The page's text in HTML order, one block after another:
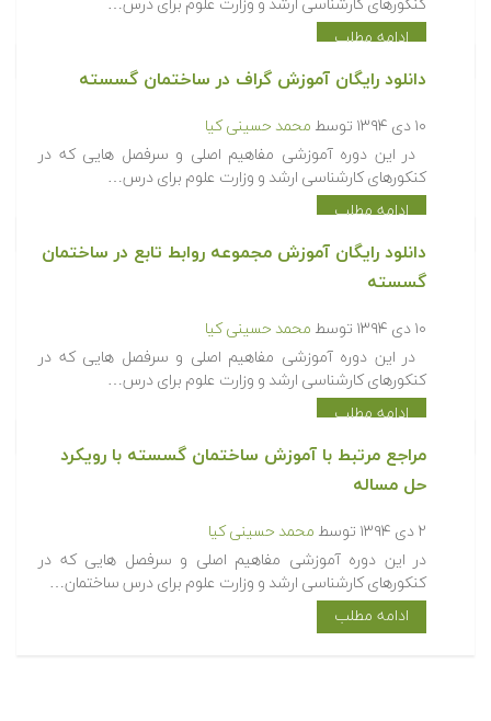
کنکورهای کارشناسی ارشد و وزارت علوم برای درس…
ادامه مطلب
دانلود رایگان آموزش گراف در ساختمان گسسته
۱۰ دی ۱۳۹۴ توسط محمد حسینی کیا
در این دوره آموزشی مفاهیم اصلی و سرفصل هایی که در
کنکورهای کارشناسی ارشد و وزارت علوم برای درس…
ادامه مطلب
دانلود رایگان آموزش مجموعه روابط تابع در ساختمان
گسسته
۱۰ دی ۱۳۹۴ توسط محمد حسینی کیا
در این دوره آموزشی مفاهیم اصلی و سرفصل هایی که در
کنکورهای کارشناسی ارشد و وزارت علوم برای درس…
ادامه مطلب
مراجع مرتبط با آموزش ساختمان گسسته با رویکرد
حل مساله
۲ دی ۱۳۹۴ توسط محمد حسینی کیا
در این دوره آموزشی مفاهیم اصلی و سرفصل هایی که در
کنکورهای کارشناسی ارشد و وزارت علوم برای درس ساختمان…
ادامه مطلب